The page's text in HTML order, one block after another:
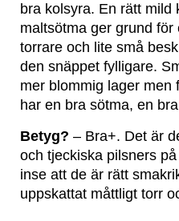
bra kolsyra. En rätt mild
maltsötma ger grund för
torrare och lite små
den snäppet fylligare.
mer blommig lager men
har en bra sötma, en
Betyg? – Bra+. Det är
och tjeckiska pilsners
inse att de är rätt
uppskattat måttligt torr